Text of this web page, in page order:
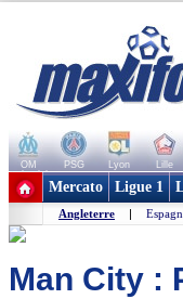
OM PSG Lyon Lille
+ de clubs
Mercato Ligue 1
Angleterre |
Man City :